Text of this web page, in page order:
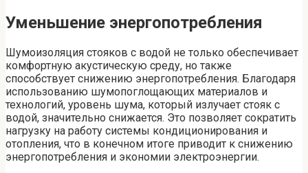
Уменьшение энергопотребления
Шумоизоляция стояков с водой не только обеспечивает
комфортную акустическую среду, но также
способствует снижению энергопотребления. Благодаря
использованию шумопоглощающих материалов и
технологий, уровень шума, который излучает стояк с
водой, значительно снижается. Это позволяет сократить
нагрузку на работу системы кондиционирования и
отопления, что в конечном итоге приводит к снижению
энергопотребления и экономии электроэнергии.